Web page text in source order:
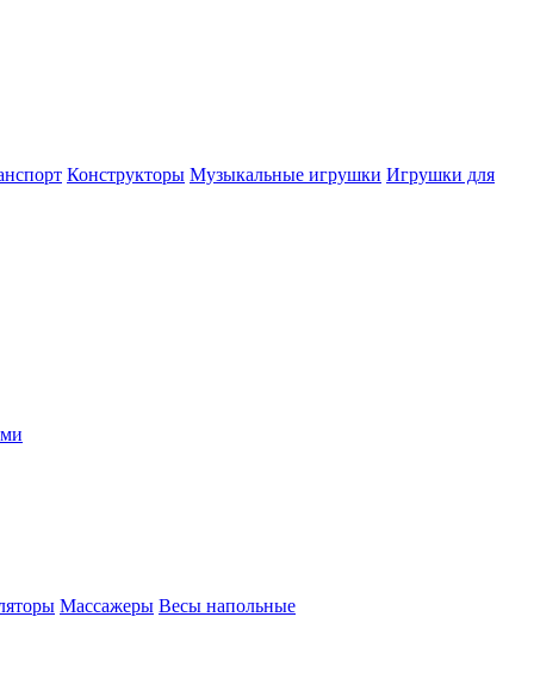
Конструкторы Музыкальные игрушки Игрушки для
Массажеры Весы напольные